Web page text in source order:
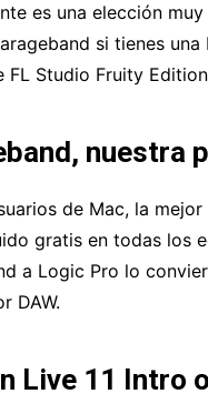
es una elección
si tienes
FL Studio Fruity
nuestra
de Mac, la
gratis en todas los
a Logic Pro lo
DAW.
Live 11 Intro